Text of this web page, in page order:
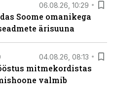
06.08.26, 10:29
Soome omanikega
ärisuuna
04.08.26, 08:13
mitmekordistas
valmib